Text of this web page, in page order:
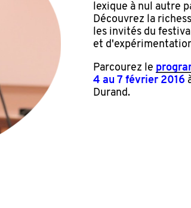
lexique à nul autre
Découvrez la
les invités du
et
Parcourez le
4 au 7 février 2016
Durand.